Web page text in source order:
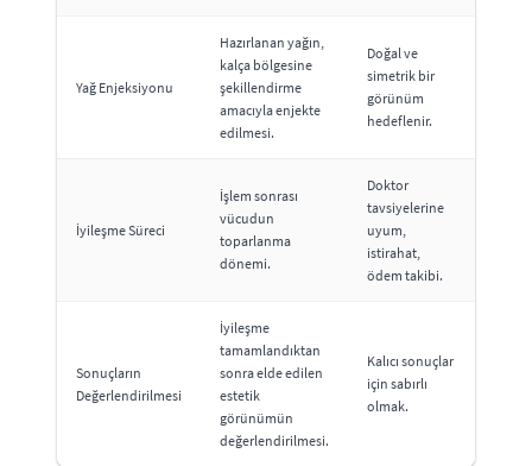
Yağ Enjeksiyonu
Hazırlanan yağın,
kalça bölgesine
şekillendirme
amacıyla enjekte
edilmesi.
Doğal ve
simetrik bir
görünüm
hedeflenir.
İyileşme Süreci
İşlem sonrası
vücudun
toparlanma
dönemi.
Doktor
tavsiyelerine
uyum,
istirahat,
ödem takibi.
Sonuçların
Değerlendirilmesi
İyileşme
tamamlandıktan
sonra elde edilen
estetik
görünümün
değerlendirilmesi.
Kalıcı sonuçlar
için sabırlı
olmak.